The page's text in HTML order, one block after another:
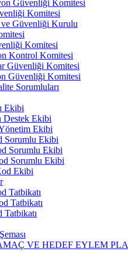
Güvenliği Komitesi
Komitesi
ve Güvenliği Kurulu
Komitesi
Kontrol Komitesi
Güvenliği Komitesi
Güvenliği Komitesi
Sorumluları
Ekibi
Destek Ekibi
Ekibi
Sorumlu Ekibi
Sorumlu Ekibi
Sorumlu Ekibi
Ekibi
Tatbikatı
Tatbikatı
VE HEDEF EYLEM